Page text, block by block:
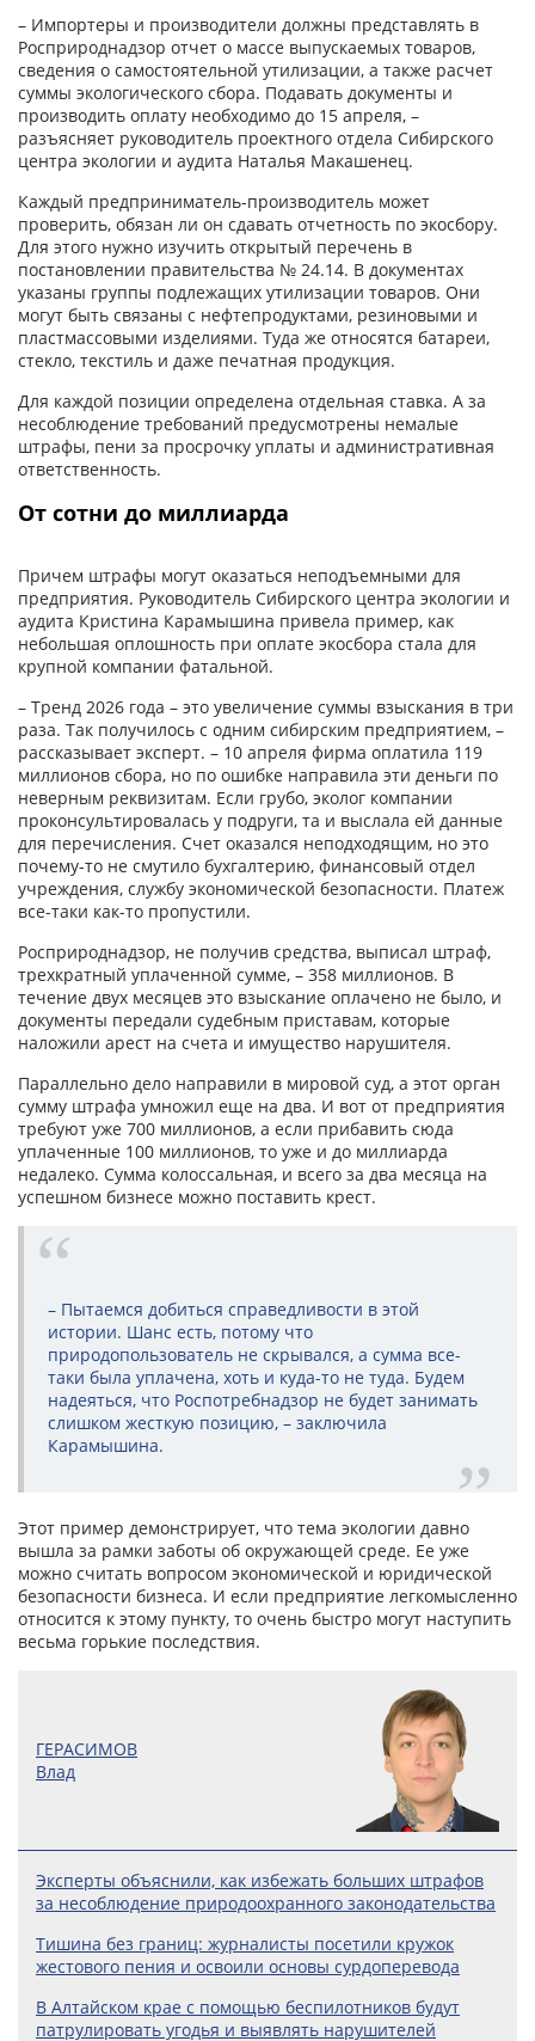
– Импортеры и производители должны представлять в
Росприроднадзор отчет о массе выпускаемых товаров,
сведения о самостоятельной утилизации, а также расчет
суммы экологического сбора. Подавать документы и
производить оплату необходимо до 15 апреля, –
разъясняет руководитель проектного отдела Сибирского
центра экологии и аудита Наталья Макашенец.
Каждый предприниматель-производитель может
проверить, обязан ли он сдавать отчетность по экосбору.
Для этого нужно изучить открытый перечень в
постановлении правительства № 24.14. В документах
указаны группы подлежащих утилизации товаров. Они
могут быть связаны с нефтепродуктами, резиновыми и
пластмассовыми изделиями. Туда же относятся батареи,
стекло, текстиль и даже печатная продукция.
Для каждой позиции определена отдельная ставка. А за
несоблюдение требований предусмотрены немалые
штрафы, пени за просрочку уплаты и административная
ответственность.
От сотни до миллиарда
Причем штрафы могут оказаться неподъемными для
предприятия. Руководитель Сибирского центра экологии и
аудита Кристина Карамышина привела пример, как
небольшая оплошность при оплате экосбора стала для
крупной компании фатальной.
– Тренд 2026 года – это увеличение суммы взыскания в три
раза. Так получилось с одним сибирским предприятием, –
рассказывает эксперт. – 10 апреля фирма оплатила 119
миллионов сбора, но по ошибке направила эти деньги по
неверным реквизитам. Если грубо, эколог компании
проконсультировалась у подруги, та и выслала ей данные
для перечисления. Счет оказался неподходящим, но это
почему-то не смутило бухгалтерию, финансовый отдел
учреждения, службу экономической безопасности. Платеж
все-таки как-то пропустили.
Росприроднадзор, не получив средства, выписал штраф,
трехкратный уплаченной сумме, – 358 миллионов. В
течение двух месяцев это взыскание оплачено не было, и
документы передали судебным приставам, которые
наложили арест на счета и имущество нарушителя.
Параллельно дело направили в мировой суд, а этот орган
сумму штрафа умножил еще на два. И вот от предприятия
требуют уже 700 миллионов, а если прибавить сюда
уплаченные 100 миллионов, то уже и до миллиарда
недалеко. Сумма колоссальная, и всего за два месяца на
успешном бизнесе можно поставить крест.
– Пытаемся добиться справедливости в этой
истории. Шанс есть, потому что
природопользователь не скрывался, а сумма все-
таки была уплачена, хоть и куда-то не туда. Будем
надеяться, что Роспотребнадзор не будет занимать
слишком жесткую позицию, – заключила
Карамышина.
Этот пример демонстрирует, что тема экологии давно
вышла за рамки заботы об окружающей среде. Ее уже
можно считать вопросом экономической и юридической
безопасности бизнеса. И если предприятие легкомысленно
относится к этому пункту, то очень быстро могут наступить
весьма горькие последствия.
ГЕРАСИМОВ
Влад
Эксперты объяснили, как избежать больших штрафов
за несоблюдение природоохранного законодательства
Тишина без границ: журналисты посетили кружок
жестового пения и освоили основы сурдоперевода
В Алтайском крае с помощью беспилотников будут
патрулировать угодья и выявлять нарушителей